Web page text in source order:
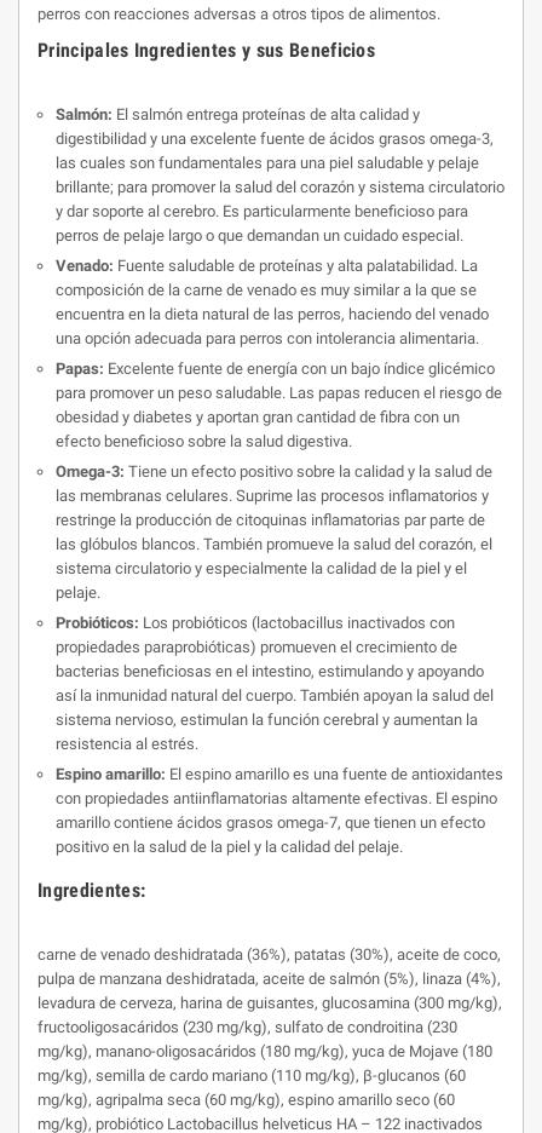
perros con reacciones adversas a otros tipos de alimentos.
Principales Ingredientes y sus Beneficios
Salmón: El salmón entrega proteínas de alta calidad y
digestibilidad y una excelente fuente de ácidos grasos ome­ga-3,
las cuales son fundamentales para una piel saludable y pelaje
brillante; para promover la salud del corazón y sistema circulatorio
y dar soporte al cerebro. Es particularmente beneficioso para
perros de pelaje largo o que demandan un cuidado especial.
Venado: Fuente saludable de proteínas y alta palatabilidad. La
composición de la carne de venado es muy similar a la que se
encuentra en la dieta natural de las perros, haciendo del venado
una opción adecuada para perros con intolerancia alimentaria.
Papas: Excelente fuente de energía con un bajo índice glicémico
para promover un peso saludable. Las papas reducen el riesgo de
obesidad y diabetes y aportan gran cantidad de fibra con un
efecto beneficioso sobre la salud digestiva.
Omega-3: Tiene un efecto positivo sobre la calidad y la salud de
las membranas celulares. Suprime las procesos inflamatorios y
restringe la producción de citoquinas inflamatorias par parte de
las glóbulos blancos. También promueve la salud del corazón, el
sistema circulatorio y especialmente la calidad de la piel y el
pelaje.
Probióticos: Los probióticos (lactobacillus inactivados con
propiedades paraprobióticas) promueven el crecimiento de
bacterias beneficiosas en el intestino, estimulando y apoyando
así la inmunidad natural del cuerpo. También apoyan la salud del
sistema nervioso, estimulan la función cerebral y aumentan la
resistencia al estrés.
Espino amarillo: El espino amarillo es una fuente de antioxidantes
con propiedades antiinflamatorias altamente efectivas. El espino
amarillo contiene ácidos grasos omega-7, que tienen un efecto
positivo en la salud de la piel y la calidad del pelaje.
Ingredientes:
carne de venado deshidratada (36%), patatas (30%), aceite de coco,
pulpa de manzana deshidratada, aceite de salmón (5%), linaza (4%),
levadura de cerveza, harina de guisantes, glucosamina (300 mg/kg),
fructooligosacáridos (230 mg/kg), sulfato de condroitina (230
mg/kg), manano-oligosacáridos (180 mg/kg), yuca de Mojave (180
mg/kg), semilla de cardo mariano (110 mg/kg), β-glucanos (60
mg/kg), agripalma seca (60 mg/kg), espino amarillo seco (60
mg/kg), probiótico Lactobacillus helveticus HA – 122 inactivados